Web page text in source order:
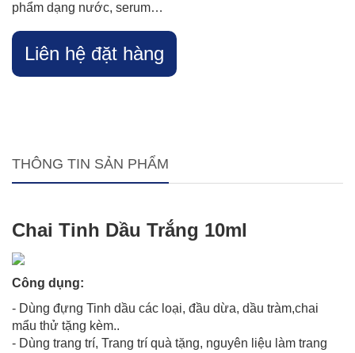
phẩm dạng nước, serum…
Liên hệ đặt hàng
THÔNG TIN SẢN PHẨM
Chai Tinh Dầu Trắng 10ml
Công dụng:
- Dùng đựng Tinh dầu các loại, đầu dừa, dầu tràm,chai
mẩu thử tặng kèm..
- Dùng trang trí, Trang trí quà tặng, nguyên liệu làm trang